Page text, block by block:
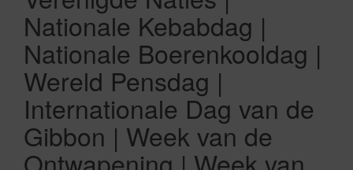
Nationale Kebabdag |
Nationale Boerenkooldag |
Wereld Pensdag |
Internationale Dag van de
Gibbon | Week van de